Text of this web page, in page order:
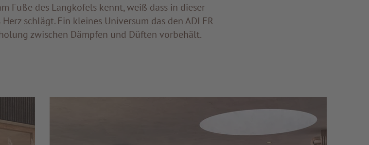
Fuße des Langkofels kennt, weiß dass in dieser
schlägt. Ein kleines Universum das den ADLER
zwischen Dämpfen und Düften vorbehält.